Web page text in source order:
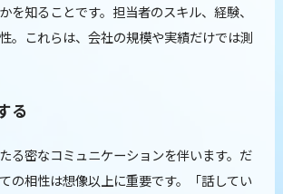
を知ることです。担当者のスキル、経験、
。これらは、会社の規模や実績だけでは測
る
る密なコミュニケーションを伴います。だ
の相性は想像以上に重要です。「話してい